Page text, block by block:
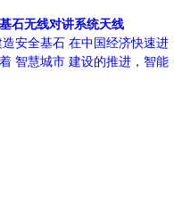
石无线对讲系统天线
安全基石 在中国经济快速进
智慧城市 建设的推进，智能